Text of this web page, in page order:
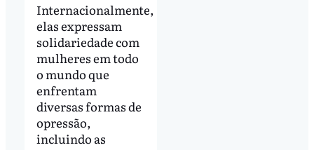
Internacionalmente,
elas expressam
solidariedade com
mulheres em todo
o mundo que
enfrentam
diversas formas de
opressão,
incluindo as